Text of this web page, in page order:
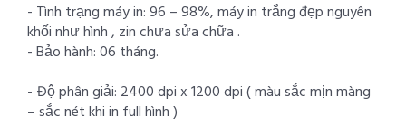
- Tình trạng máy in: 96 – 98%, máy in trắng đẹp nguyên
khối như hình , zin chưa sửa chữa .
- Bảo hành: 06 tháng.
- Độ phân giải: 2400 dpi x 1200 dpi ( màu sắc mịn màng
– sắc nét khi in full hình )